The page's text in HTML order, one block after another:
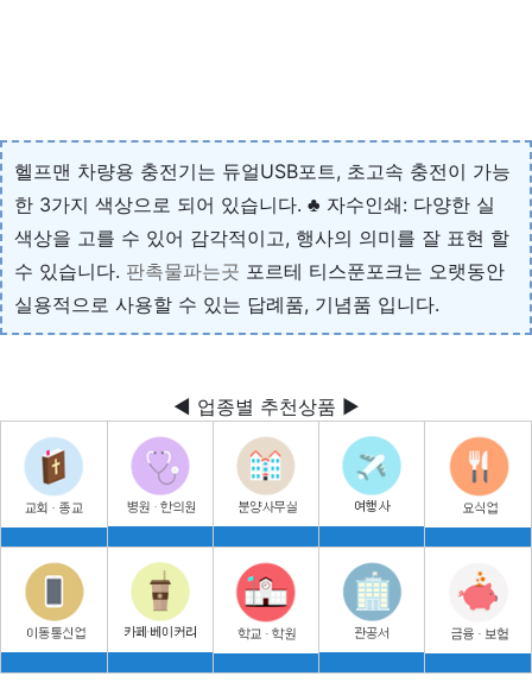
헬프맨 차량용 충전기는 듀얼USB포트, 초고속 충전이 가능
한 3가지 색상으로 되어 있습니다. ♣ 자수인쇄: 다양한 실
색상을 고를 수 있어 감각적이고, 행사의 의미를 잘 표현 할
수 있습니다. 판촉물파는곳 포르테 티스푼포크는 오랫동안
실용적으로 사용할 수 있는 답례품, 기념품 입니다.
◀ 업종별 추천상품 ▶